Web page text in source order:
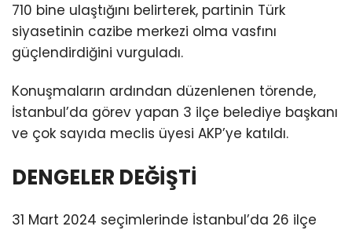
710 bine ulaştığını belirterek, partinin Türk
siyasetinin cazibe merkezi olma vasfını
güçlendirdiğini vurguladı.
Konuşmaların ardından düzenlenen törende,
İstanbul’da görev yapan 3 ilçe belediye başkanı
ve çok sayıda meclis üyesi AKP’ye katıldı.
DENGELER DEĞİŞTİ
31 Mart 2024 seçimlerinde İstanbul’da 26 ilçe